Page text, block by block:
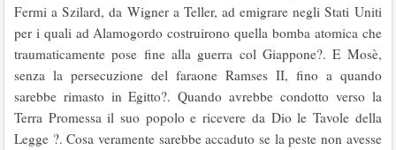
Fermi a Szilard, da Wigner a Teller, ad emigrare negli Stati Uniti
per i quali ad Alamogordo costruirono quella bomba atomica che
traumaticamente pose fine alla guerra col Giappone?. E Mosè,
senza la persecuzione del faraone Ramses II, fino a quando
sarebbe rimasto in Egitto?. Quando avrebbe condotto verso la
Terra Promessa il suo popolo e ricevere da Dio le Tavole della
Legge ?. Cosa veramente sarebbe accaduto se la peste non avesse